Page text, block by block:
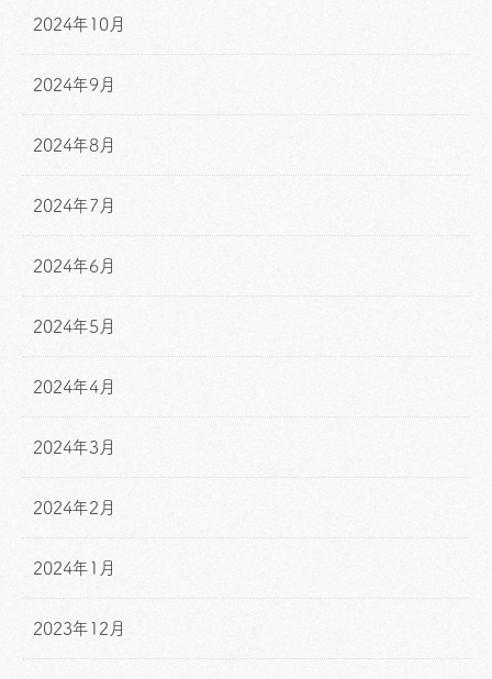
2024年10月
2024年9月
2024年8月
2024年7月
2024年6月
2024年5月
2024年4月
2024年3月
2024年2月
2024年1月
2023年12月